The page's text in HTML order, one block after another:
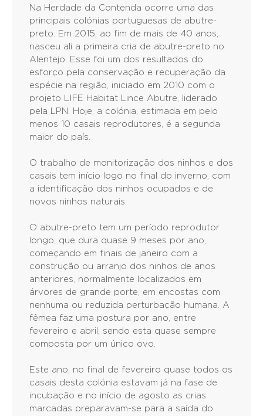
Na Herdade da Contenda ocorre uma das
principais colónias portuguesas de abutre-
preto. Em 2015, ao fim de mais de 40 anos,
nasceu ali a primeira cria de abutre-preto no
Alentejo. Esse foi um dos resultados do
esforço pela conservação e recuperação da
espécie na região, iniciado em 2010 com o
projeto LIFE Habitat Lince Abutre, liderado
pela LPN. Hoje, a colónia, estimada em pelo
menos 10 casais reprodutores, é a segunda
maior do país.
O trabalho de monitorização dos ninhos e dos
casais tem início logo no final do inverno, com
a identificação dos ninhos ocupados e de
novos ninhos naturais.
O abutre-preto tem um período reprodutor
longo, que dura quase 9 meses por ano,
começando em finais de janeiro com a
construção ou arranjo dos ninhos de anos
anteriores, normalmente localizados em
árvores de grande porte, em encostas com
nenhuma ou reduzida perturbação humana. A
fêmea faz uma postura por ano, entre
fevereiro e abril, sendo esta quase sempre
composta por um único ovo.
Este ano, no final de fevereiro quase todos os
casais desta colónia estavam já na fase de
incubação e no início de agosto as crias
marcadas preparavam-se para a saída do